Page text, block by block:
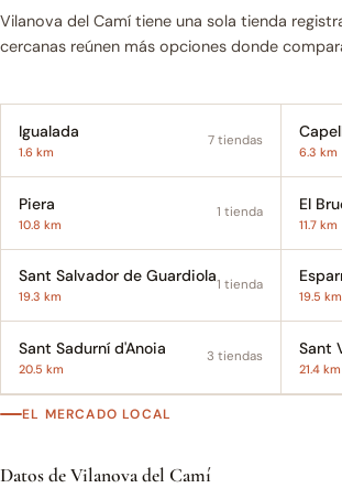
Vilanova del Camí tiene una sola tienda
cercanas reúnen más opciones donde
Igualada
1.6 km
7 tiendas
6.3 km
Piera
10.8 km
1 tienda El
11.7 km
Sant Salvador de Guardiola
19.3 km
1 tienda
19.5 km
Sant Sadurní d'Anoia
20.5 km
3 tiendas Sant
21.4 km
EL MERCADO LOCAL
Datos de Vilanova del Camí